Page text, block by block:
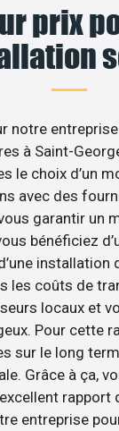
prix
notre
à Saint-
le choix d’un
avec des
garantir un
bénéficiez
installation
les coûts de
locaux et
Pour cette
sur le long
Grâce à ça,
entreprise